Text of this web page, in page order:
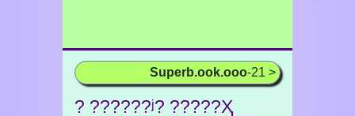
Superb.ook.ooo-21 >
? ??????ʲ? ?????Ҳ